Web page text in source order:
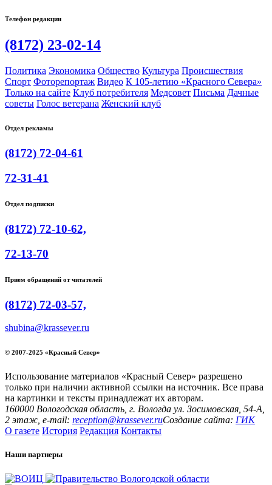
Телефон редакции
(8172) 23-02-14
Политика Экономика Общество Культура Происшествия
Спорт Фоторепортаж Видео К 105-летию «Красного Севера»
Только на сайте Клуб потребителя Медсовет Письма Дачные
советы Голос ветерана Женский клуб
Отдел рекламы
(8172) 72-04-61
72-31-41
Отдел подписки
(8172) 72-10-62,
72-13-70
Прием обращений от читателей
(8172) 72-03-57,
shubina@krassever.ru
© 2007-2025 «Красный Север»
Использование материалов «Красный Север» разрешено
только при наличии активной ссылки на источник. Все права
на картинки и тексты принадлежат их авторам.
160000 Вологодская область, г. Вологда ул. Зосимовская, 54-А,
2 этаж, e-mail: reception@krassever.ruСоздание сайта: ГИК
О газете История Редакция Контакты
Наши партнеры